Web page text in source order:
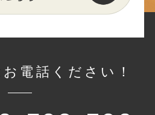
電話ください！